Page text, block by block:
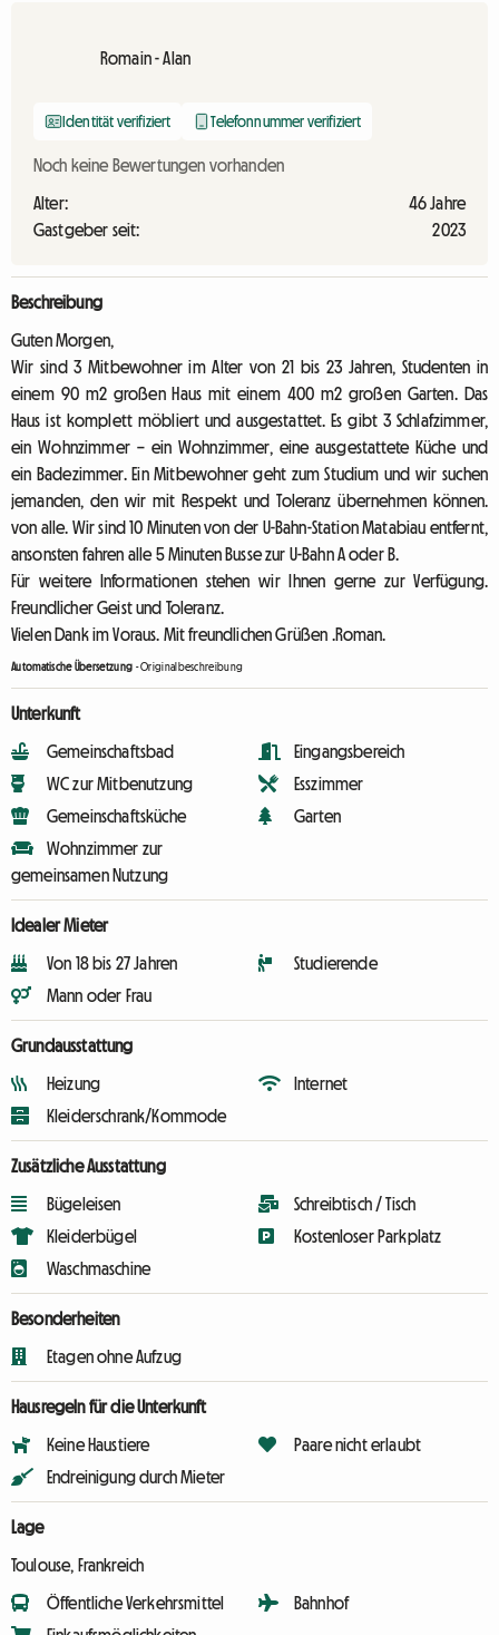
Romain - Alan
Identität verifiziert Telefonnummer verifiziert
Noch keine Bewertungen vorhanden
Alter:
46 Jahre
Gastgeber seit:
2023
Beschreibung
Guten Morgen,
Wir sind 3 Mitbewohner im Alter von 21 bis 23 Jahren, Studenten in
einem 90 m2 großen Haus mit einem 400 m2 großen Garten. Das
Haus ist komplett möbliert und ausgestattet. Es gibt 3 Schlafzimmer,
ein Wohnzimmer – ein Wohnzimmer, eine ausgestattete Küche und
ein Badezimmer. Ein Mitbewohner geht zum Studium und wir suchen
jemanden, den wir mit Respekt und Toleranz übernehmen können.
von alle. Wir sind 10 Minuten von der U-Bahn-Station Matabiau entfernt,
ansonsten fahren alle 5 Minuten Busse zur U-Bahn A oder B.
Für weitere Informationen stehen wir Ihnen gerne zur Verfügung.
Freundlicher Geist und Toleranz.
Vielen Dank im Voraus. Mit freundlichen Grüßen .Roman.
Automatische Übersetzung -Originalbeschreibung
Unterkunft
Gemeinschaftsbad
WC zur Mitbenutzung
Gemeinschaftsküche
Wohnzimmer zur
gemeinsamen Nutzung
Eingangsbereich
Esszimmer
Garten
Idealer Mieter
Von 18 bis 27 Jahren
Mann oder Frau
Studierende
Grundausstattung
Heizung
Kleiderschrank/Kommode
Internet
Zusätzliche Ausstattung
Bügeleisen
Kleiderbügel
Waschmaschine
Schreibtisch / Tisch
Kostenloser Parkplatz
Besonderheiten
Etagen ohne Aufzug
Hausregeln für die Unterkunft
Keine Haustiere
Endreinigung durch Mieter
Paare nicht erlaubt
Lage
Toulouse, Frankreich
Öffentliche Verkehrsmittel
Bahnhof